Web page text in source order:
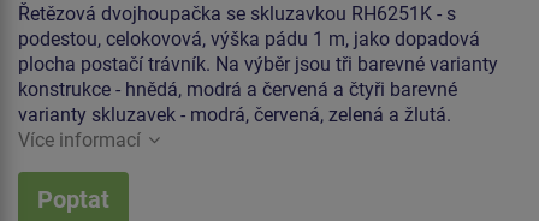
Řetězová dvojhoupačka se skluzavkou RH6251K - s
podestou, celokovová, výška pádu 1 m, jako dopadová
plocha postačí trávník. Na výběr jsou tři barevné varianty
konstrukce - hnědá, modrá a červená a čtyři barevné
varianty skluzavek - modrá, červená, zelená a žlutá.
Více informací
Poptat